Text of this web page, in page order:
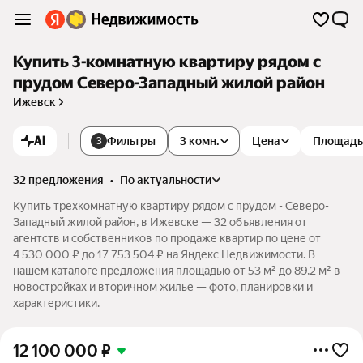
Купить 3-комнатную квартиру рядом с
прудом Северо-Западный жилой район
Ижевск
AI 3 Фильтры 3 комн. Цена Площадь
32 предложения •
по актуальности
Купить трехкомнатную квартиру рядом с прудом - Северо-
Западный жилой район, в Ижевске — 32 объявления от
агентств и собственников по продаже квартир по цене от
4 530 000 ₽ до 17 753 504 ₽ на Яндекс Недвижимости. В
нашем каталоге предложения площадью от 53 м² до 89,2 м² в
новостройках и вторичном жилье — фото, планировки и
характеристики.
12 100 000 ₽